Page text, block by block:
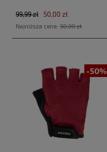
50,00 zł
99,99 zł
Najniższa cena:50,00 zł
-50%